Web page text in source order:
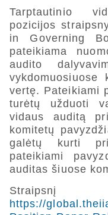
Tarptautinio
pozicijos
in Governing
pateikiama
audito
vykdomuosiuose
vertę. Pateikiami
turėtų užduoti
vidaus auditą
komitetų
galėtų kurti
pateikiami
auditas šiuose
https://